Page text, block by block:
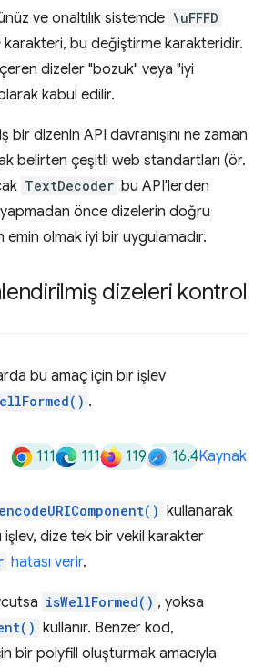
ve onaltılık sistemde \uFFFD
bu değiştirme karakteridir.
dizeler "bozuk" veya "iyi
kabul edilir.
bir dizenin API davranışını ne zaman
belirten çeşitli web standartları (ör.
TextDecoder bu API'lerden
önce dizelerin doğru
olmak iyi bir uygulamadır.
dizeleri kontrol
bu amaç için bir işlev
.
111 111 119 16,4Kaynak
encodeURIComponent() kullanarak
işlev, dize tek bir vekil karakter
hatası verir.
isWellFormed() , yoksa
kullanır. Benzer kod,
bir polyfill oluşturmak amacıyla